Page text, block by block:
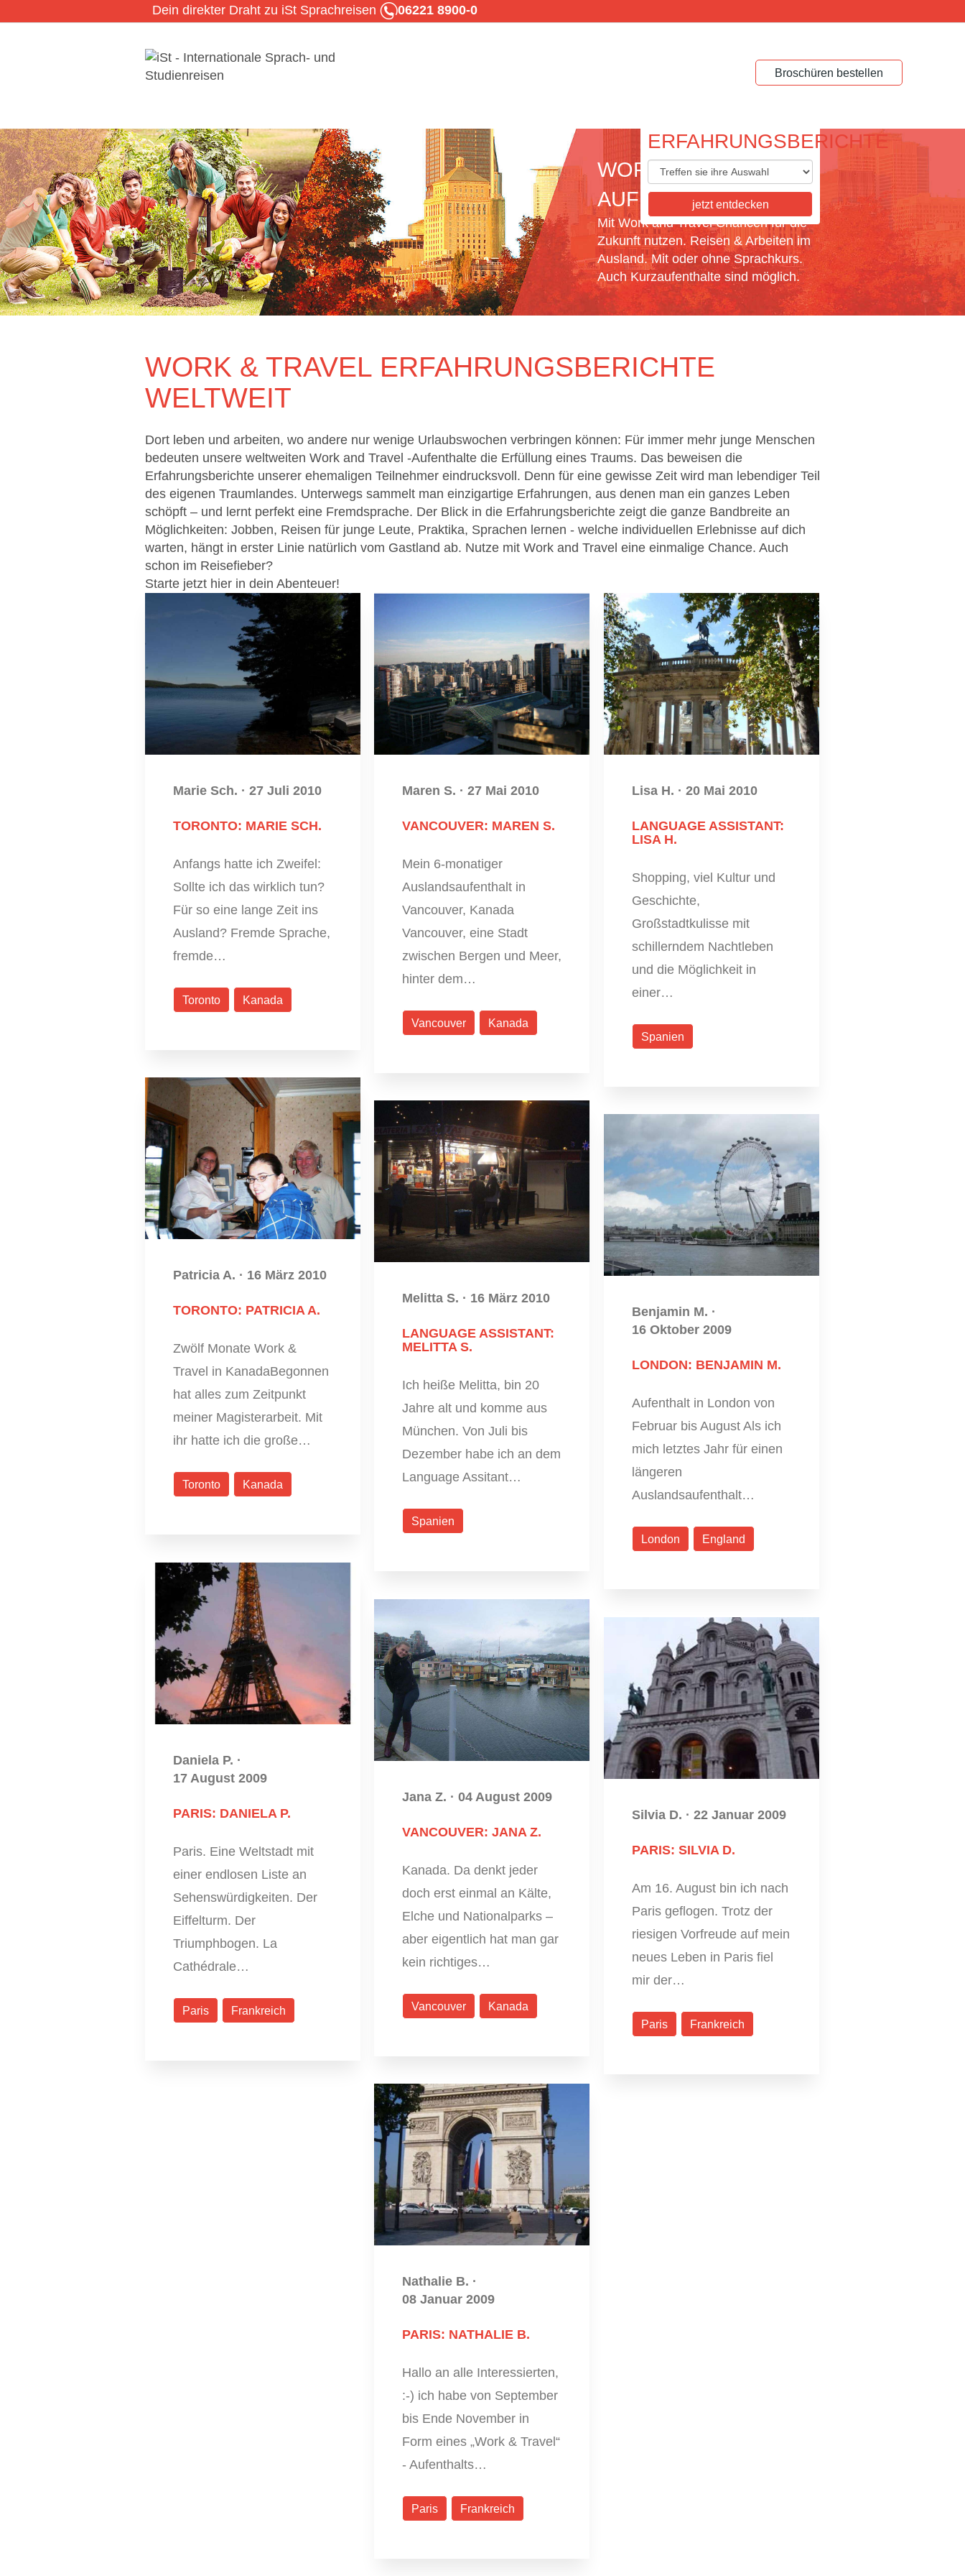
Dein direkter Draht zu iSt Sprachreisen 06221 8900-0
Broschüren bestellen
ERFAHRUNGSBERICHTE
jetzt entdecken
WORK AND TRAVEL
AUFENTHALTE
Mit Work and Travel Chancen für die
Zukunft nutzen. Reisen & Arbeiten im
Ausland. Mit oder ohne Sprachkurs.
Auch Kurzaufenthalte sind möglich.
WORK & TRAVEL ERFAHRUNGSBERICHTE
WELTWEIT
Dort leben und arbeiten, wo andere nur wenige Urlaubswochen verbringen können: Für immer mehr junge Menschen
bedeuten unsere weltweiten Work and Travel -Aufenthalte die Erfüllung eines Traums. Das beweisen die
Erfahrungsberichte unserer ehemaligen Teilnehmer eindrucksvoll. Denn für eine gewisse Zeit wird man lebendiger Teil
des eigenen Traumlandes. Unterwegs sammelt man einzigartige Erfahrungen, aus denen man ein ganzes Leben
schöpft – und lernt perfekt eine Fremdsprache. Der Blick in die Erfahrungsberichte zeigt die ganze Bandbreite an
Möglichkeiten: Jobben, Reisen für junge Leute, Praktika, Sprachen lernen - welche individuellen Erlebnisse auf dich
warten, hängt in erster Linie natürlich vom Gastland ab. Nutze mit Work and Travel eine einmalige Chance. Auch
schon im Reisefieber?
Starte jetzt hier in dein Abenteuer!
Marie Sch. · 27 Juli 2010
TORONTO: MARIE SCH.
Anfangs hatte ich Zweifel:
Sollte ich das wirklich tun?
Für so eine lange Zeit ins
Ausland? Fremde Sprache,
fremde…
Toronto Kanada
Maren S. · 27 Mai 2010
VANCOUVER: MAREN S.
Mein 6-monatiger
Auslandsaufenthalt in
Vancouver, Kanada
Vancouver, eine Stadt
zwischen Bergen und Meer,
hinter dem…
Vancouver Kanada
Lisa H. · 20 Mai 2010
LANGUAGE ASSISTANT:
LISA H.
Shopping, viel Kultur und
Geschichte,
Großstadtkulisse mit
schillerndem Nachtleben
und die Möglichkeit in
einer…
Spanien
Patricia A. · 16 März 2010
TORONTO: PATRICIA A.
Zwölf Monate Work &
Travel in KanadaBegonnen
hat alles zum Zeitpunkt
meiner Magisterarbeit. Mit
ihr hatte ich die große…
Toronto Kanada
Melitta S. · 16 März 2010
LANGUAGE ASSISTANT:
MELITTA S.
Ich heiße Melitta, bin 20
Jahre alt und komme aus
München. Von Juli bis
Dezember habe ich an dem
Language Assitant…
Spanien
Benjamin M. ·
16 Oktober 2009
LONDON: BENJAMIN M.
Aufenthalt in London von
Februar bis August Als ich
mich letztes Jahr für einen
längeren
Auslandsaufenthalt…
London England
Daniela P. ·
17 August 2009
PARIS: DANIELA P.
Paris. Eine Weltstadt mit
einer endlosen Liste an
Sehenswürdigkeiten. Der
Eiffelturm. Der
Triumphbogen. La
Cathédrale…
Paris Frankreich
Jana Z. · 04 August 2009
VANCOUVER: JANA Z.
Kanada. Da denkt jeder
doch erst einmal an Kälte,
Elche und Nationalparks –
aber eigentlich hat man gar
kein richtiges…
Vancouver Kanada
Silvia D. · 22 Januar 2009
PARIS: SILVIA D.
Am 16. August bin ich nach
Paris geflogen. Trotz der
riesigen Vorfreude auf mein
neues Leben in Paris fiel
mir der…
Paris Frankreich
Nathalie B. ·
08 Januar 2009
PARIS: NATHALIE B.
Hallo an alle Interessierten,
:-) ich habe von September
bis Ende November in
Form eines „Work & Travel“
- Aufenthalts…
Paris Frankreich